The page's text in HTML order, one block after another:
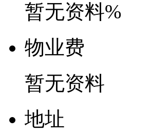
暂无资料%
物业费
暂无资料
地址